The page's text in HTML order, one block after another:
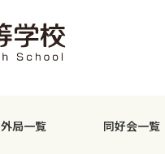
外局一覧 同好会一覧